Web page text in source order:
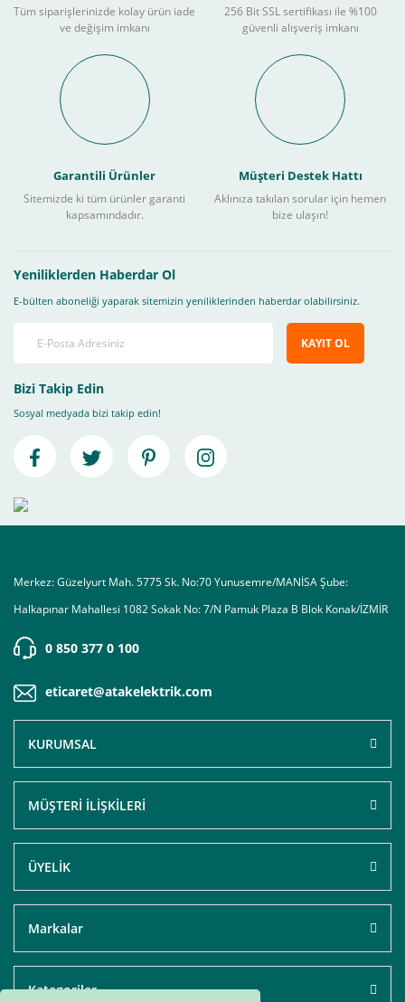
Tüm siparişlerinizde kolay ürün iade
ve değişim imkanı
256 Bit SSL sertifikası ile %100
güvenli alışveriş imkanı
Garantili Ürünler
Sitemizde ki tüm ürünler garanti
kapsamındadır.
Müşteri Destek Hattı
Aklınıza takılan sorular için hemen
bize ulaşın!
Yeniliklerden Haberdar Ol
E-bülten aboneliği yaparak sitemizin yeniliklerinden haberdar olabilirsiniz.
KAYIT OL
Bizi Takip Edin
Sosyal medyada bizi takip edin!
Merkez: Güzelyurt Mah. 5775 Sk. No:70 Yunusemre/MANİSA Şube:
Halkapınar Mahallesi 1082 Sokak No: 7/N Pamuk Plaza B Blok Konak/İZMİR
0 850 377 0 100
eticaret@atakelektrik.com
KURUMSAL
MÜŞTERİ İLİŞKİLERİ
ÜYELİK
Markalar
Kategoriler